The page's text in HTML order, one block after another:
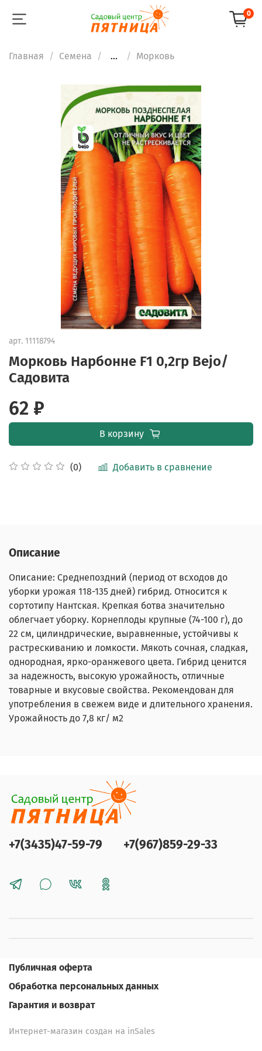
0
Главная Семена ... Морковь
арт. 11118794
Морковь Нарбонне F1 0,2гр Bejo/
Садовита
(0) Добавить в сравнение
62 ₽
В корзину
Описание
Описание: Среднепоздний (период от всходов до
уборки урожая 118-135 дней) гибрид. Относится к
сортотипу Нантская. Крепкая ботва значительно
облегчает уборку. Корнеплоды крупные (74-100 г), до
22 см, цилиндрические, выравненные, устойчивы к
растрескиванию и ломкости. Мякоть сочная, сладкая,
однородная, ярко-оранжевого цвета. Гибрид ценится
за надежность, высокую урожайность, отличные
товарные и вкусовые свойства. Рекомендован для
употребления в свежем виде и длительного хранения.
Урожайность до 7,8 кг/ м2
+7(3435)47-59-79 +7(967)859-29-33
Публичная оферта
Обработка персональных данных
Гарантия и возврат
Интернет-магазин создан на inSales